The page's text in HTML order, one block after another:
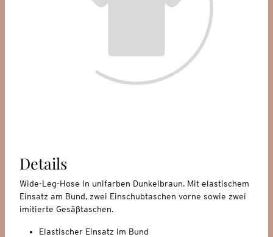
Details
Wide-Leg-Hose in unifarben Dunkelbraun. Mit elastischem
Einsatz am Bund, zwei Einschubtaschen vorne sowie zwei
imitierte Gesäßtaschen.
Elastischer Einsatz im Bund